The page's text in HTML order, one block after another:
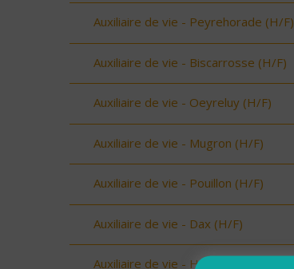
Auxiliaire de vie - Peyrehorade (H/F)
Auxiliaire de vie - Biscarrosse (H/F)
Auxiliaire de vie - Oeyreluy (H/F)
Auxiliaire de vie - Mugron (H/F)
Auxiliaire de vie - Pouillon (H/F)
Auxiliaire de vie - Dax (H/F)
Auxiliaire de vie - Hagetmau (H/F)